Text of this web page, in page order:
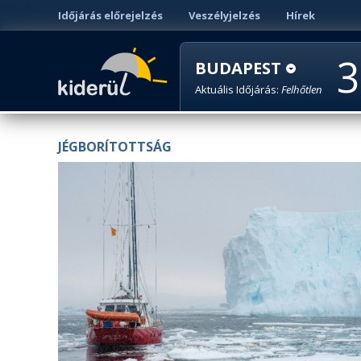
Időjárás előrejelzés Veszélyjelzés Hírek
BUDAPEST
Aktuális Időjárás: Felhőtlen
JÉGBORÍTOTTSÁG